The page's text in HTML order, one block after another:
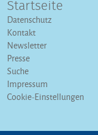
Startseite
Datenschutz
Kontakt
Newsletter
Presse
Suche
Impressum
Cookie-Einstellungen